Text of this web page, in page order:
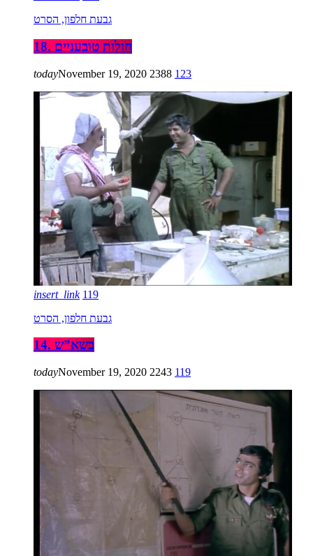
גבעת חלפון, הסרט
18. חולות טובעניים
todayNovember 19, 2020 2388 123
insert_link 119
גבעת חלפון, הסרט
14. בשא”ש
todayNovember 19, 2020 2243 119